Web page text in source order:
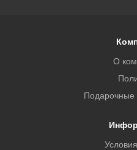
О
Подарочные